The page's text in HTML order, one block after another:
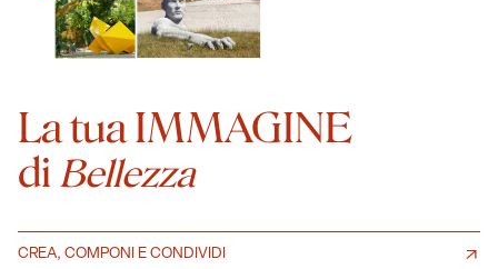
La tua IMMAGINE
di Bellezza
CREA, COMPONI E CONDIVIDI